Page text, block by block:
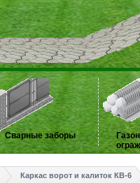
Сварные заборы
Каркас ворот и калиток КВ-6